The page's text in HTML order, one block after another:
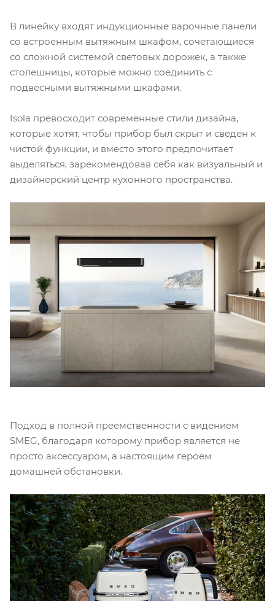
В линейку входят индукционные варочные панели
со встроенным вытяжным шкафом, сочетающиеся
со сложной системой световых дорожек, а также
столешницы, которые можно соединить с
подвесными вытяжными шкафами.
Isola превосходит современные стили дизайна,
которые хотят, чтобы прибор был скрыт и сведен к
чистой функции, и вместо этого предпочитает
выделяться, зарекомендовав себя как визуальный и
дизайнерский центр кухонного пространства.
Подход в полной преемственности с видением
SMEG, благодаря которому прибор является не
просто аксессуаром, а настоящим героем
домашней обстановки.